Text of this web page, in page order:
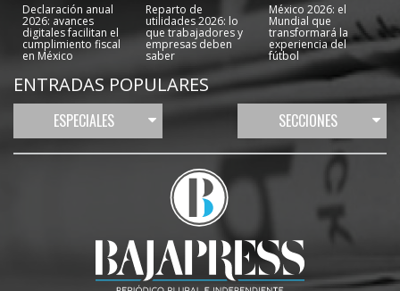
Declaración anual
2026: avances
digitales facilitan el
cumplimiento fiscal
en México
Reparto de
utilidades 2026: lo
que trabajadores y
empresas deben
saber
México 2026: el
Mundial que
transformará la
experiencia del
fútbol
ENTRADAS POPULARES
ESPECIALES SECCIONES